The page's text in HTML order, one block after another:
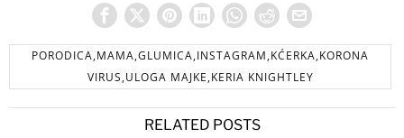
PORODICA,MAMA,GLUMICA,INSTAGRAM,KĆERKA,KORONA
VIRUS,ULOGA MAJKE,KERIA KNIGHTLEY
RELATED POSTS